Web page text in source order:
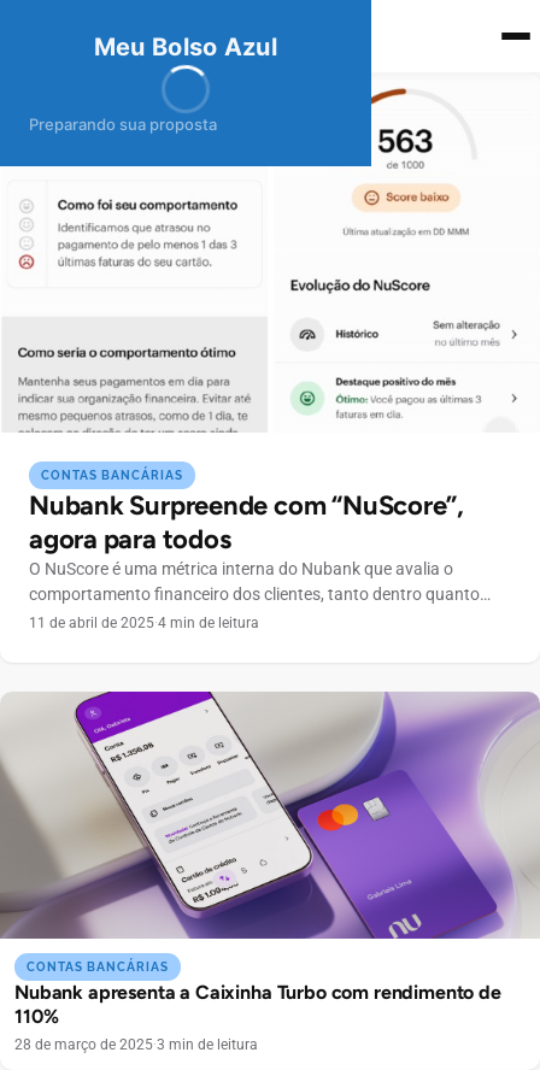
Meu Bolso Azul
Preparando sua proposta
meubolso Azul
CONTAS BANCÁRIAS
Nubank Surpreende com “NuScore”,
agora para todos
O NuScore é uma métrica interna do Nubank que avalia o
comportamento financeiro dos clientes, tanto dentro quanto
fora da plataforma. A ideia é fornecer uma análise mais precisa e
recebendo acesso à ferramenta. O NuScore aparece no […]
11 de abril de 2025·4 min de leitura
CONTAS BANCÁRIAS
Nubank apresenta a Caixinha Turbo com rendimento de
110%
28 de março de 2025·3 min de leitura